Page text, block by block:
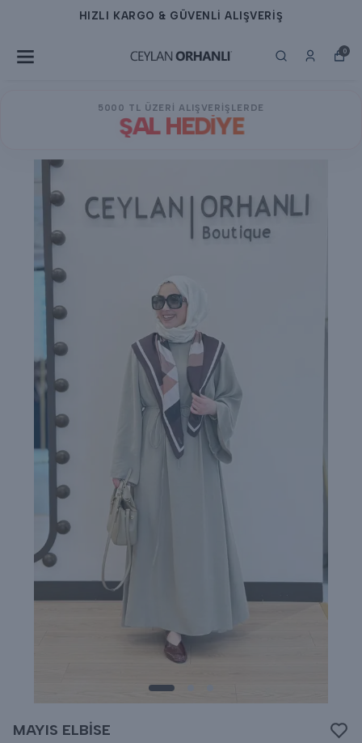
HIZLI KARGO & GÜVENLİ ALIŞVERİŞ
0
5000 TL ÜZERİ ALIŞVERİŞLERDE
ŞAL HEDİYE
MAYIS ELBİSE